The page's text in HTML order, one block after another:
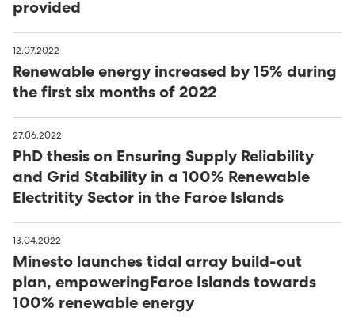
provided
12.07.2022
Renewable energy increased by 15% during
the first six months of 2022
27.06.2022
PhD thesis on Ensuring Supply Reliability
and Grid Stability in a 100% Renewable
Electritity Sector in the Faroe Islands
13.04.2022
Minesto launches tidal array build-out
plan, empoweringFaroe Islands towards
100% renewable energy